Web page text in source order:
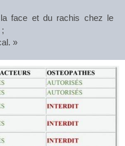
face et du rachis chez le
»